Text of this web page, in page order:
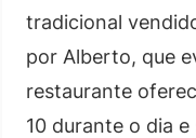
tradicional
por Alberto, que
restaurante
10 durante o dia